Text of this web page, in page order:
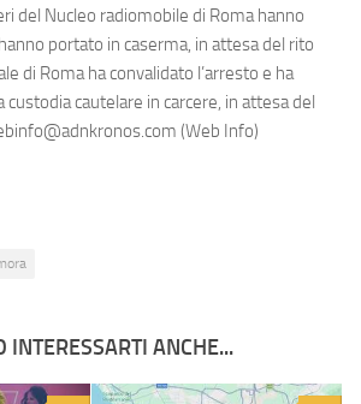
del Nucleo radiomobile di Roma hanno
portato in caserma, in attesa del rito
di Roma ha convalidato l’arresto e ha
cautelare in carcere, in attesa del
(Web Info)
INTERESSARTI ANCHE...